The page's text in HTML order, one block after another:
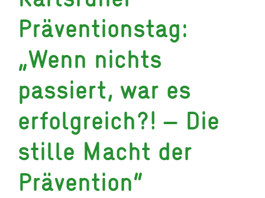
Präventionstag:
„Wenn nichts
passiert, war es
erfolgreich?! – Die
stille Macht der
Prävention“